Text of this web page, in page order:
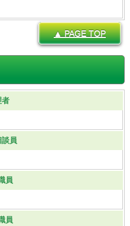
▲ PAGE TOP
者
員
員
員